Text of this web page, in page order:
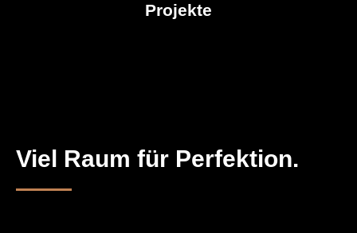
Projekte
Viel Raum für Perfektion.